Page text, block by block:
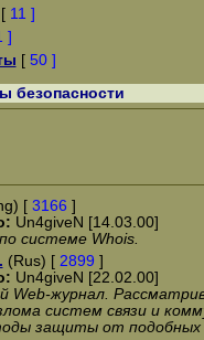
11 ]
]
[ 50 ]
безопасности
[ 3166 ]
Un4giveN [14.03.00]
системе Whois.
(Rus) [ 2899 ]
Un4giveN [22.02.00]
Web-журнал.
систем связи и
защиты от подобных